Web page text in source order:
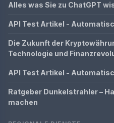
Alles was Sie zu ChatGPT
API Test Artikel -
Die Zukunft der
Technologie und
API Test Artikel -
Ratgeber Dunkelstrahler –
machen